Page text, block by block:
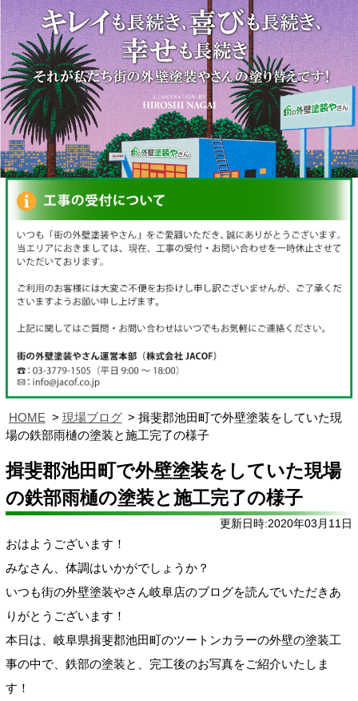
HOME 現場ブログ
揖斐郡池田町で外壁塗装をしていた現
場の鉄部雨樋の塗装と施工完了の様子
揖斐郡池田町で外壁塗装をしていた現場
の鉄部雨樋の塗装と施工完了の様子
更新日時:2020年03月11日
おはようございます！
みなさん、体調はいかがでしょうか？
いつも街の外壁塗装やさん岐阜店のブログを読んでいただきあ
りがとうございます！
本日は、岐阜県揖斐郡池田町のツートンカラーの外壁の塗装工
事の中で、鉄部の塗装と、完工後のお写真をご紹介いたしま
す！